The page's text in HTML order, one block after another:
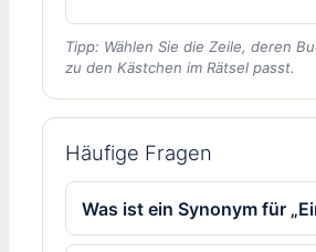
Tipp: Wählen Sie die Zeile, deren
zu den Kästchen im Rätsel passt.
Häufige Fragen
Was ist ein Synonym für